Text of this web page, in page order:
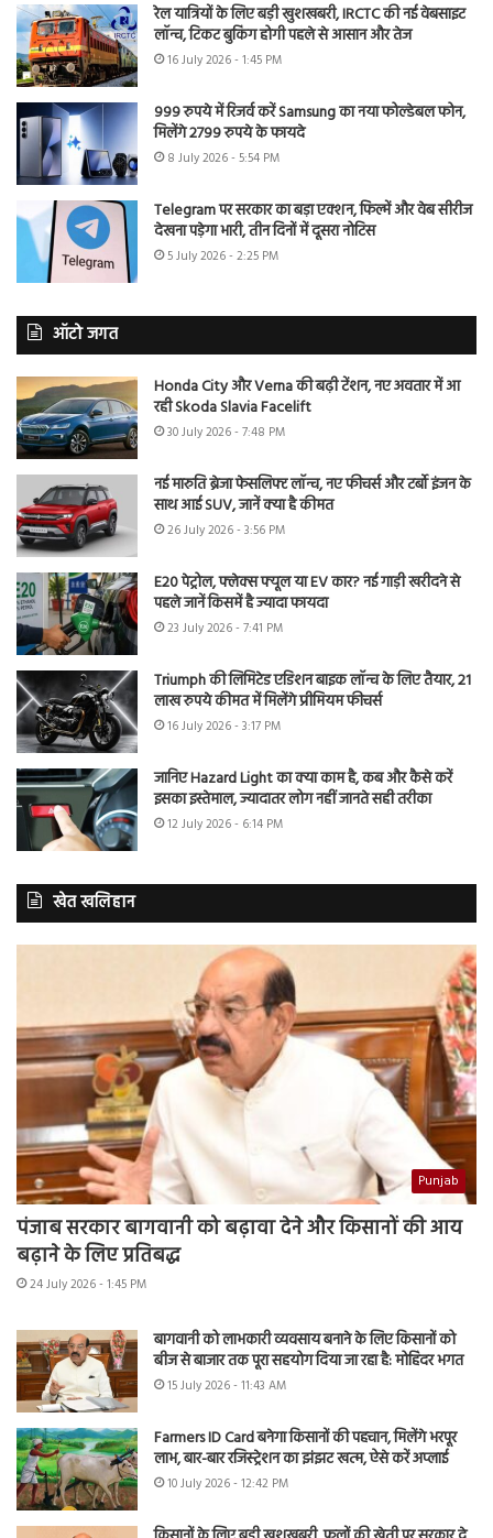
रेल यात्रियों के लिए बड़ी खुशखबरी, IRCTC की नई वेबसाइट
लॉन्च, टिकट बुकिंग होगी पहले से आसान और तेज
16 July 2026 - 1:45 PM
999 रुपये में रिजर्व करें Samsung का नया फोल्डेबल फोन,
मिलेंगे 2799 रुपये के फायदे
8 July 2026 - 5:54 PM
Telegram पर सरकार का बड़ा एक्शन, फिल्में और वेब सीरीज
देखना पड़ेगा भारी, तीन दिनों में दूसरा नोटिस
5 July 2026 - 2:25 PM
ऑटो जगत
Honda City और Verna की बढ़ी टेंशन, नए अवतार में आ
रही Skoda Slavia Facelift
30 July 2026 - 7:48 PM
नई मारुति ब्रेजा फेसलिफ्ट लॉन्च, नए फीचर्स और टर्बो इंजन के
साथ आई SUV, जानें क्या है कीमत
26 July 2026 - 3:56 PM
E20 पेट्रोल, फ्लेक्स फ्यूल या EV कार? नई गाड़ी खरीदने से
पहले जानें किसमें है ज्यादा फायदा
23 July 2026 - 7:41 PM
Triumph की लिमिटेड एडिशन बाइक लॉन्च के लिए तैयार, 21
लाख रुपये कीमत में मिलेंगे प्रीमियम फीचर्स
16 July 2026 - 3:17 PM
जानिए Hazard Light का क्या काम है, कब और कैसे करें
इसका इस्तेमाल, ज्यादातर लोग नहीं जानते सही तरीका
12 July 2026 - 6:14 PM
खेत खलिहान
Punjab
पंजाब सरकार बागवानी को बढ़ावा देने और किसानों की आय
बढ़ाने के लिए प्रतिबद्ध
24 July 2026 - 1:45 PM
बागवानी को लाभकारी व्यवसाय बनाने के लिए किसानों को
बीज से बाजार तक पूरा सहयोग दिया जा रहा है: मोहिंदर भगत
15 July 2026 - 11:43 AM
Farmers ID Card बनेगा किसानों की पहचान, मिलेंगे भरपूर
लाभ, बार-बार रजिस्ट्रेशन का झंझट खत्म, ऐसे करें अप्लाई
10 July 2026 - 12:42 PM